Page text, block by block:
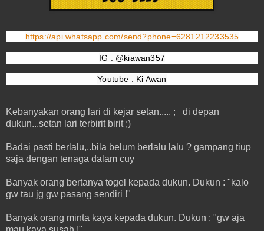
https://api.whatsapp.com/send?phone=6281212233535
IG : @kiawan357
Youtube : Ki Awan
Kebanyakan orang lari di kejar setan..... ; di depan
dukun...setan lari terbirit birit ;)
Badai pasti berlalu,..bila belum berlalu lalu ? gampang tiup
saja dengan tenaga dalam cuy
Banyak orang bertanya togel kepada dukun. Dukun : "kalo
gw tau jg gw pasang sendiri !"
Banyak orang minta kaya kepada dukun. Dukun : "gw aja